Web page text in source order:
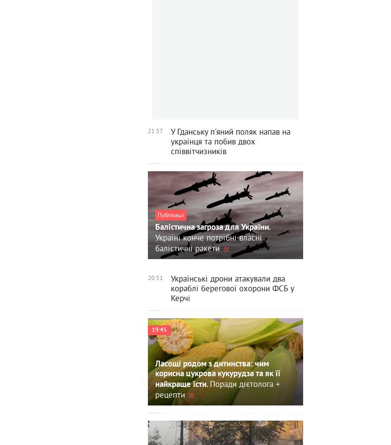
21:57
У Гданську п'яний поляк напав на
українця та побив двох
співвітчизників
Публікації
Балістична загроза для України.
Україні конче потрібні власні
балістичні ракети
20:51
Українські дрони атакували два
кораблі берегової охорони ФСБ у
Керчі
19:45
Ласощі родом з дитинства: чим
корисна цукрова кукурудза та як її
найкраще їсти.Поради дієтолога +
рецепти